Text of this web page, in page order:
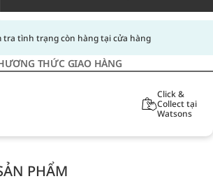
tra tình trạng còn hàng tại cửa hàng
THỨC GIAO HÀNG
Click &
Collect tại
Watsons
PHẨM